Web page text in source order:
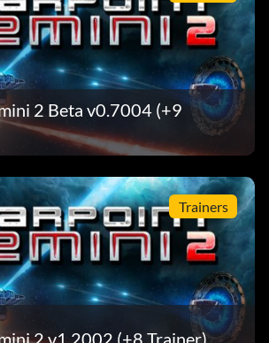
2 Beta v0.7004 (+9
Trainers
2 v1.2002 (+8 Trainer)